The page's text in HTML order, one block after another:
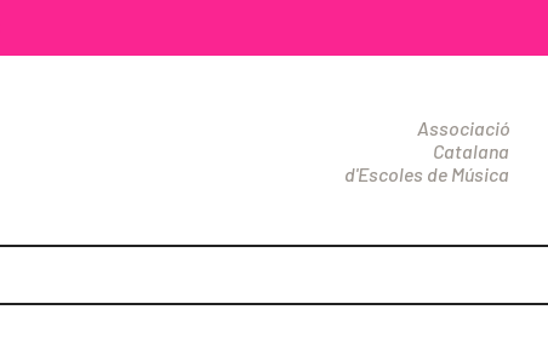
Associació
Catalana
d'Escoles de Música